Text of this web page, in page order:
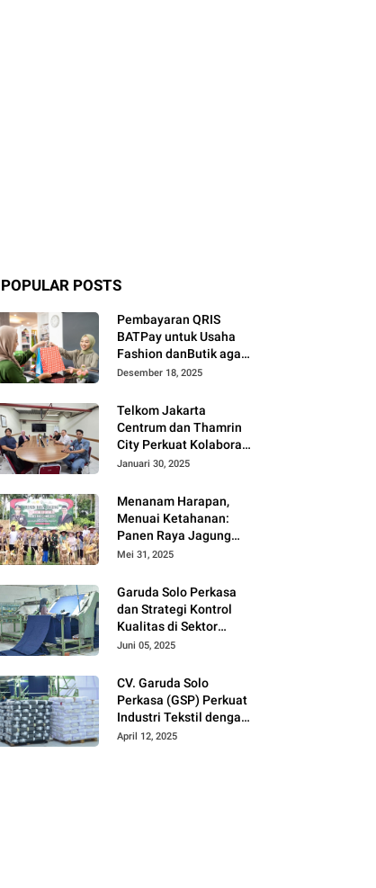
POPULAR POSTS
Pembayaran QRIS
BATPay untuk Usaha
Fashion danButik agar
Transaksi Lebih Cepat
Desember 18, 2025
Telkom Jakarta
Centrum dan Thamrin
City Perkuat Kolaborasi
Kawasan Bisnis dan
Januari 30, 2025
Menanam Harapan,
Menuai Ketahanan:
Panen Raya Jagung
Warnai Sinergi Polres
Moutong
Mei 31, 2025
Garuda Solo Perkasa
dan Strategi Kontrol
Kualitas di Sektor
Tekstil
Juni 05, 2025
CV. Garuda Solo
Perkasa (GSP) Perkuat
Industri Tekstil dengan
Produksi Kain Greige
April 12, 2025